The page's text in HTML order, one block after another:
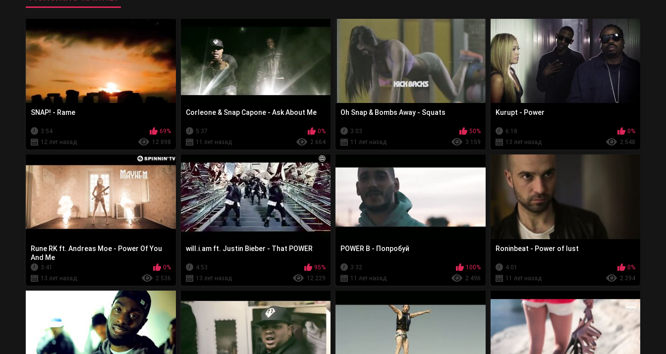
SNAP! - Rame
3:54
69%
12 лет назад
12 898
Corleone & Snap Capone - Ask About Me
5:37
0%
11 лет назад
2 664
Oh Snap & Bombs Away - Squats
3:03
50%
11 лет назад
3 159
Kurupt - Power
6:18
0%
13 лет назад
2 548
Rune RK ft. Andreas Moe - Power Of You
And Me
3:41
0%
13 лет назад
2 536
will.i.am ft. Justin Bieber - That POWER
4:53
95%
13 лет назад
12 229
POWER B - Попробуй
3:32
100%
11 лет назад
2 496
Roninbeat - Power of lust
4:01
0%
11 лет назад
2 294